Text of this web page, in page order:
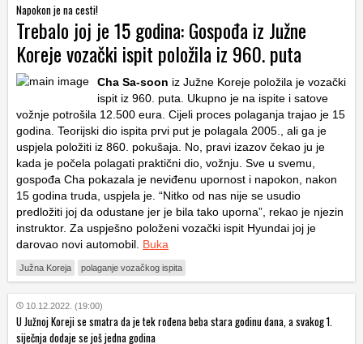
Napokon je na cesti!
Trebalo joj je 15 godina: Gospođa iz Južne
Koreje vozački ispit položila iz 960. puta
Cha Sa-soon iz Južne Koreje položila je vozački
ispit iz 960. puta. Ukupno je na ispite i satove
vožnje potrošila 12.500 eura. Cijeli proces polaganja trajao je 15
godina. Teorijski dio ispita prvi put je polagala 2005., ali ga je
uspjela položiti iz 860. pokušaja. No, pravi izazov čekao ju je
kada je počela polagati praktični dio, vožnju. Sve u svemu,
gospođa Cha pokazala je neviđenu upornost i napokon, nakon
15 godina truda, uspjela je. “Nitko od nas nije se usudio
predložiti joj da odustane jer je bila tako uporna”, rekao je njezin
instruktor. Za uspješno položeni vozački ispit Hyundai joj je
darovao novi automobil. Buka
Južna Koreja polaganje vozačkog ispita
10.12.2022. (19:00)
U Južnoj Koreji se smatra da je tek rođena beba stara godinu dana, a svakog 1.
siječnja dodaje se još jedna godina